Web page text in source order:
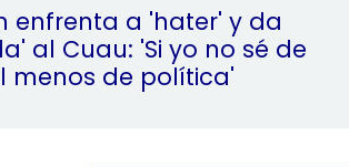
enfrenta a 'hater' y da
al Cuau: 'Si yo no sé de
menos de política'